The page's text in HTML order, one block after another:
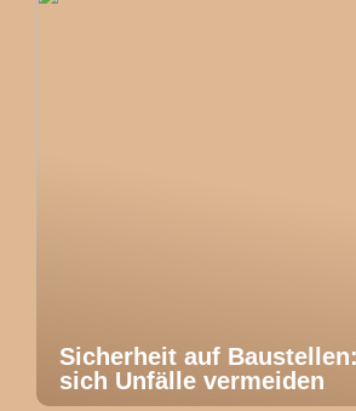
Sicherheit auf
sich Unfälle vermeiden